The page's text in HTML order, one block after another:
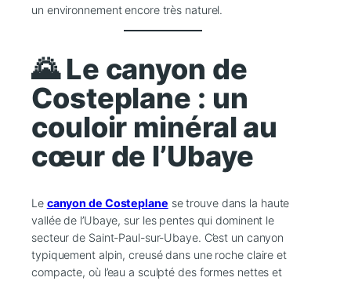
un environnement encore très naturel.
🌄 Le canyon de
Costeplane : un
couloir minéral au
cœur de l’Ubaye
Le canyon de Costeplane se trouve dans la haute
vallée de l’Ubaye, sur les pentes qui dominent le
secteur de Saint-Paul-sur-Ubaye. C’est un canyon
typiquement alpin, creusé dans une roche claire et
compacte, où l’eau a sculpté des formes nettes et